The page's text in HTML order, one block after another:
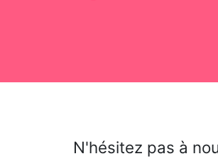
N'hésitez pas à